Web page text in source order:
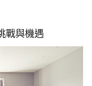
戰與機遇